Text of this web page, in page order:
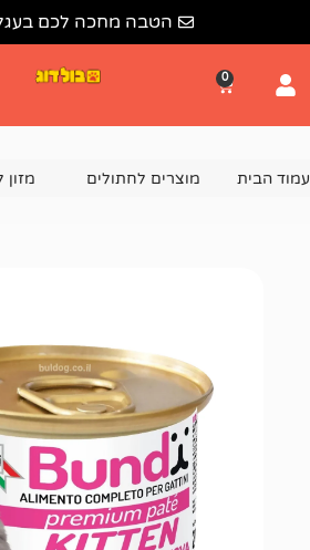
הטבה מחכה לכם בעגלת הקניות
לחתולים מזון לחתולים | אוכל